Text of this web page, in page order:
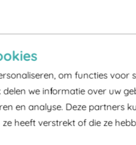
om functies voor
we informatie over uw
en analyse. Deze partners
heeft verstrekt of die ze